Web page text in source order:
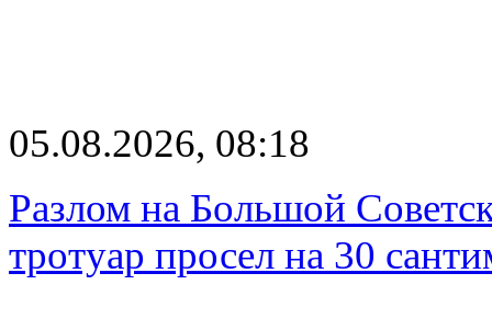
05.08.2026, 08:18
Разлом на Большой
тротуар просел на 30